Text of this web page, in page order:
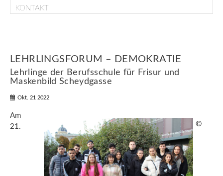
KONTAKT
LEHRLINGSFORUM – DEMOKRATIE
Lehrlinge der Berufsschule für Frisur und
Maskenbild Scheydgasse
Okt. 21 2022
©
Am
21.